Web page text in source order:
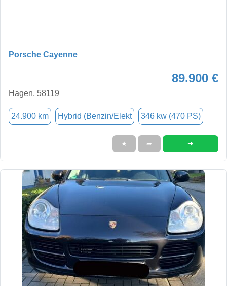
Porsche Cayenne
89.900 €
Hagen, 58119
24.900 km Hybrid (Benzin/Elekt 346 kw (470 PS)
★ ➦ ➜